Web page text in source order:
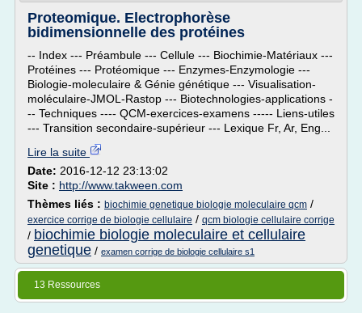
Proteomique. Electrophorèse
bidimensionnelle des protéines
-- Index --- Préambule --- Cellule --- Biochimie-Matériaux ---
Protéines --- Protéomique --- Enzymes-Enzymologie ---
Biologie-moleculaire & Génie génétique --- Visualisation-
moléculaire-JMOL-Rastop --- Biotechnologies-applications -
-- Techniques ---- QCM-exercices-examens ----- Liens-utiles
--- Transition secondaire-supérieur --- Lexique Fr, Ar, Eng...
Lire la suite
Date: 2016-12-12 23:13:02
Site : http://www.takween.com
Thèmes liés : biochimie genetique biologie moleculaire qcm /
exercice corrige de biologie cellulaire / qcm biologie cellulaire corrige
/ biochimie biologie moleculaire et cellulaire
genetique / examen corrige de biologie cellulaire s1
13 Ressources